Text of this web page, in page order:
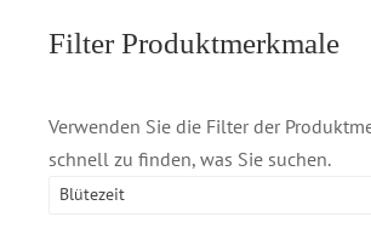
Filter Produktmerkmale
Verwenden Sie die Filter der
schnell zu finden, was Sie suchen.
Blütezeit